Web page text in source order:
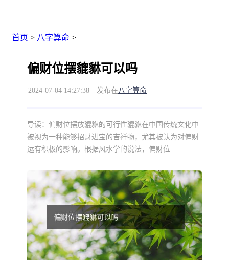
首页 > 八字算命 >
偏财位摆貔貅可以吗
2024-07-04 14:27:38 发布在八字算命
导读： 偏财位摆放貔貅的可行性貔貅在中国传统文化中
被视为一种能够招财进宝的吉祥物，尤其被认为对偏财
运有积极的影响。根据风水学的说法，偏财位...